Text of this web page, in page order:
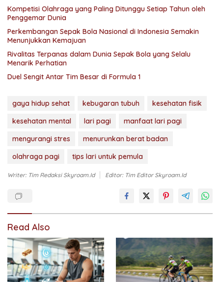
Kompetisi Olahraga yang Paling Ditunggu Setiap Tahun oleh
Penggemar Dunia
Perkembangan Sepak Bola Nasional di Indonesia Semakin
Menunjukkan Kemajuan
Rivalitas Terpanas dalam Dunia Sepak Bola yang Selalu
Menarik Perhatian
Duel Sengit Antar Tim Besar di Formula 1
gaya hidup sehat kebugaran tubuh
kesehatan fisik
kesehatan mental
lari pagi
manfaat lari pagi
mengurangi stres
menurunkan berat badan
olahraga pagi
tips lari untuk pemula
Writer: Tim Redaksi Skyroam.id Editor: Tim Editor Skyroam.id
Read Also